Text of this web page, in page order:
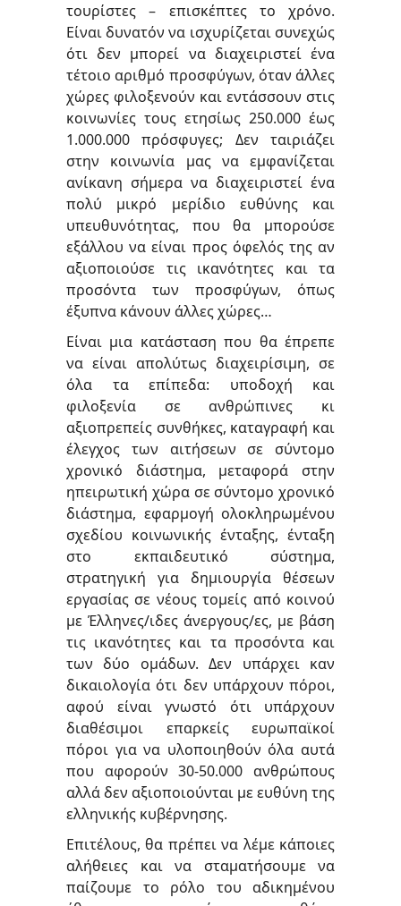
τουρίστες – επισκέπτες το χρόνο.
Είναι δυνατόν να ισχυρίζεται συνεχώς
ότι δεν μπορεί να διαχειριστεί ένα
τέτοιο αριθμό προσφύγων, όταν άλλες
χώρες φιλοξενούν και εντάσσουν στις
κοινωνίες τους ετησίως 250.000 έως
1.000.000 πρόσφυγες; Δεν ταιριάζει
στην κοινωνία μας να εμφανίζεται
ανίκανη σήμερα να διαχειριστεί ένα
πολύ μικρό μερίδιο ευθύνης και
υπευθυνότητας, που θα μπορούσε
εξάλλου να είναι προς όφελός της αν
αξιοποιούσε τις ικανότητες και τα
προσόντα των προσφύγων, όπως
έξυπνα κάνουν άλλες χώρες…
Είναι μια κατάσταση που θα έπρεπε
να είναι απολύτως διαχειρίσιμη, σε
όλα τα επίπεδα: υποδοχή και
φιλοξενία σε ανθρώπινες κι
αξιοπρεπείς συνθήκες, καταγραφή και
έλεγχος των αιτήσεων σε σύντομο
χρονικό διάστημα, μεταφορά στην
ηπειρωτική χώρα σε σύντομο χρονικό
διάστημα, εφαρμογή ολοκληρωμένου
σχεδίου κοινωνικής ένταξης, ένταξη
στο εκπαιδευτικό σύστημα,
στρατηγική για δημιουργία θέσεων
εργασίας σε νέους τομείς από κοινού
με Έλληνες/ιδες άνεργους/ες, με βάση
τις ικανότητες και τα προσόντα και
των δύο ομάδων. Δεν υπάρχει καν
δικαιολογία ότι δεν υπάρχουν πόροι,
αφού είναι γνωστό ότι υπάρχουν
διαθέσιμοι επαρκείς ευρωπαϊκοί
πόροι για να υλοποιηθούν όλα αυτά
που αφορούν 30-50.000 ανθρώπους
αλλά δεν αξιοποιούνται με ευθύνη της
ελληνικής κυβέρνησης.
Επιτέλους, θα πρέπει να λέμε κάποιες
αλήθειες και να σταματήσουμε να
παίζουμε το ρόλο του αδικημένου